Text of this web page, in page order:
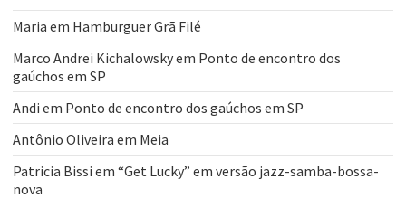
Maria em Hamburguer Grã Filé
Marco Andrei Kichalowskyem Ponto de encontro dos
gaúchos em SP
Andi em Ponto de encontro dos gaúchos em SP
Antônio Oliveira em Meia
Patricia Bissi em “Get Lucky” em versão jazz-samba-bossa-
nova